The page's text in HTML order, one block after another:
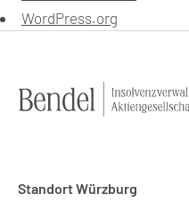
WordPress.org
Standort Würzburg